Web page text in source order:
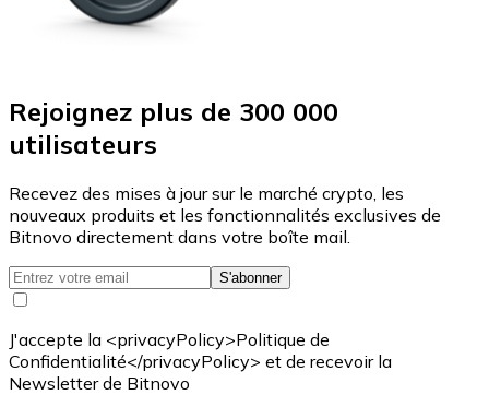
Rejoignez plus de 300 000
utilisateurs
Recevez des mises à jour sur le marché crypto, les
nouveaux produits et les fonctionnalités exclusives de
Bitnovo directement dans votre boîte mail.
S'abonner
J'accepte la <privacyPolicy>Politique de
Confidentialité</privacyPolicy> et de recevoir la
Newsletter de Bitnovo